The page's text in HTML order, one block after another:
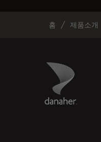
홈 제품소개
Danaher Logo